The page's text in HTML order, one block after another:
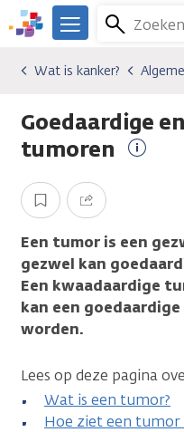
Overslaan
en
gaan
We
er
je.
Kanker.nl
Zoeken
Menu
Algemene onderwerpen
Wat is kanker?
Algemeen
Wat is kanker?
Goedaardige
tumoren
Opslaan Delen
Een tumor is een
gezwel kan
Een kwaadaardige
kan een
worden.
Lees op deze pagina
Wat is een tumor?
Hoe ziet een tumor